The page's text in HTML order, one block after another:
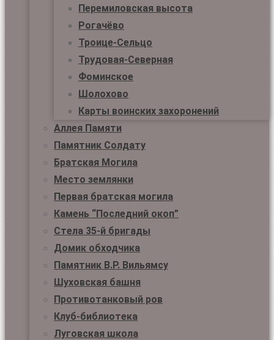
Перемиловская высота
Рогачёво
Троице-Сельцо
Трудовая-Северная
Фоминское
Шолохово
Карты воинских захоронений
Аллея Памяти
Памятник Солдату
Братская Могила
Место землянки
Первая братская могила
Камень “Последний окоп”
Стела 35-й бригады
Домик обходчика
Памятник В.Р. Вильямсу
Шуховская башня
Противотанковый ров
Клуб-библиотека
Луговская школа